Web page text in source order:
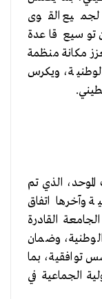
لجميع القوى
توسيع قاعدة
مكانة منظمة
ويكرس
الموحد، الذي تم
وآخرها اتفاق
القادرة
الوطنية، وضمان
توافقية، بما
الجماعية في